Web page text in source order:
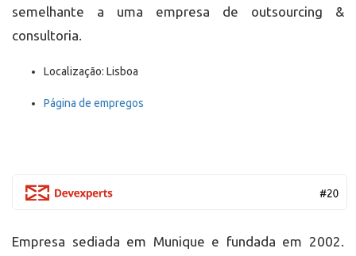
semelhante a uma empresa de outsourcing &
consultoria.
Localização: Lisboa
Página de empregos
Empresa sediada em Munique e fundada em 2002.